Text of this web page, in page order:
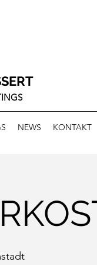
NEWS KONTAKT